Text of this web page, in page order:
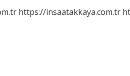
https://insaatakkaya.com.tr